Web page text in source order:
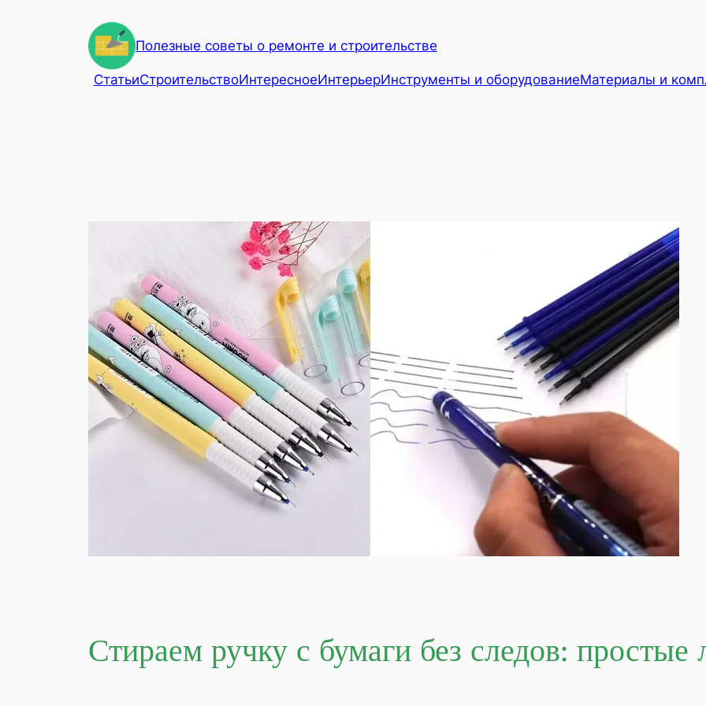
содержимому
Полезные советы о ремонте и строительстве
СтатьиСтроительствоИнтересноеИнтерьерИнструменты и оборудованиеМатериалы и
Стираем ручку с бумаги без следов: простые